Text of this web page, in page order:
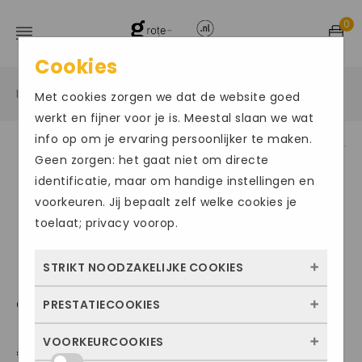
0
Home / Grote maten herenschoenen / Instapper
CLARKS005
€ 119.95
Cookies
Met cookies zorgen we dat de website goed
werkt en fijner voor je is. Meestal slaan we wat
info op om je ervaring persoonlijker te maken.
Geen zorgen: het gaat niet om directe
identificatie, maar om handige instellingen en
voorkeuren. Jij bepaalt zelf welke cookies je
toelaat; privacy voorop.
STRIKT NOODZAKELIJKE COOKIES
Deze cookies zorgen ervoor dat de website
kunnen niet worden uitgezet. Meestal
PRESTATIECOOKIES
Met deze cookies zien we hoe vaak onze
VOORKEURCOOKIES